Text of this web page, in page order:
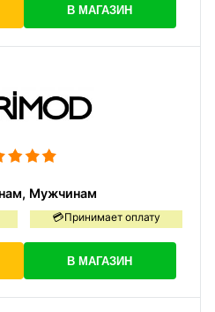
В МАГАЗИН
Мужчинам
💳Принимает оплату
В МАГАЗИН